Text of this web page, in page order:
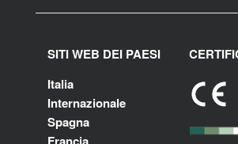
SITI WEB DEI PAESI
Italia
Internazionale
Spagna